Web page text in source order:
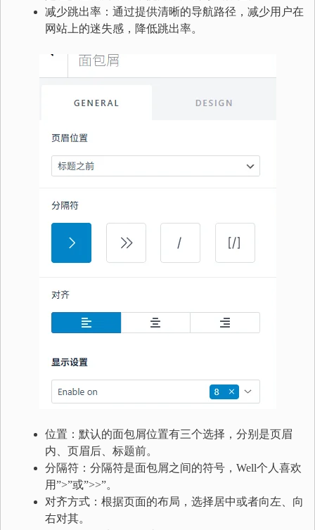
减少跳出率：通过提供清晰的导航路径，减少用户在
网站上的迷失感，降低跳出率。
位置：默认的面包屑位置有三个选择，分别是页眉
内、页眉后、标题前。
分隔符：分隔符是面包屑之间的符号，Well个人喜欢
用”>”或”>>”。
对齐方式：根据页面的布局，选择居中或者向左、向
右对其。